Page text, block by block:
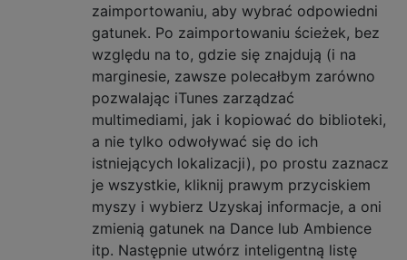
zaimportowaniu, aby wybrać odpowiedni
gatunek. Po zaimportowaniu ścieżek, bez
względu na to, gdzie się znajdują (i na
marginesie, zawsze polecałbym zarówno
pozwalając iTunes zarządzać
multimediami, jak i kopiować do biblioteki,
a nie tylko odwoływać się do ich
istniejących lokalizacji), po prostu zaznacz
je wszystkie, kliknij prawym przyciskiem
myszy i wybierz Uzyskaj informacje, a oni
zmienią gatunek na Dance lub Ambience
itp. Następnie utwórz inteligentną listę